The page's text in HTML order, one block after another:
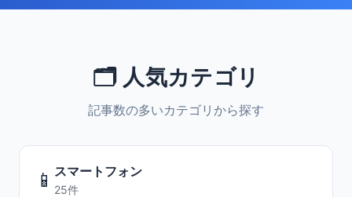
🗂️ 人気カテゴリ
記事数の多いカテゴリから探す
📱 スマートフォン
25件